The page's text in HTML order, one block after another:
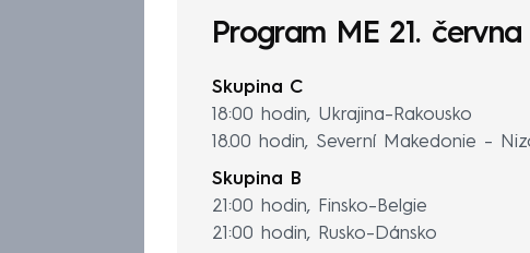
Program ME 21. června
Skupina C
18:00 hodin, Ukrajina–Rakousko
18.00 hodin, Severní Makedonie –
Skupina B
21:00 hodin, Finsko–Belgie
21:00 hodin, Rusko–Dánsko